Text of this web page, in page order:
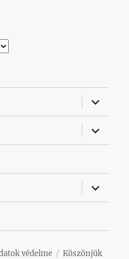
almenü
almenü
almenü
védelme
Köszönjük